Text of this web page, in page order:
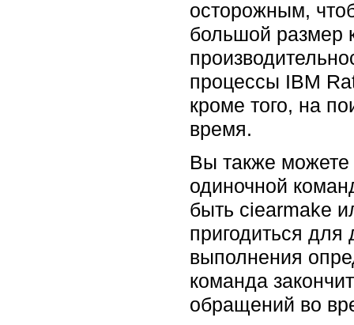
осторожным,
большой размер
процессы IBM
кроме того, на
время.
Вы также
одиночной
быть ciearmake
пригодиться
выполнения
команда
обращений во